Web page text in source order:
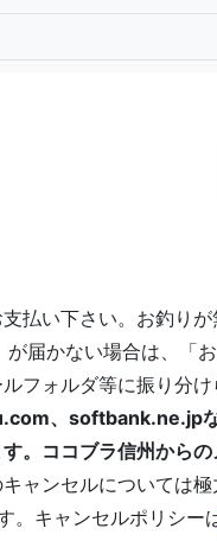
払い下さい。お釣りが
届かない場合は、「
フォルダ等に振り分
、softbank.ne.jpな
。ココブラ信州から
ャンセルについては極
。キャンセルポリシー